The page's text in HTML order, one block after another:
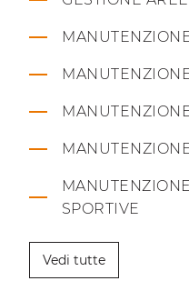
SPORTIVE
Vedi tutte